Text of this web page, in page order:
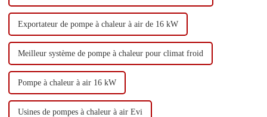
Exportateur de pompe à chaleur à air de 16 kW
Meilleur système de pompe à chaleur pour climat froid
Pompe à chaleur à air 16 kW
Usines de pompes à chaleur à air Evi